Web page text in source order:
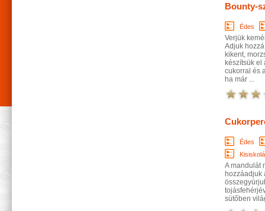
Bounty-
Édes
Verjük
Adjuk
kikent,
készítsük el
cukorral és
ha már ...
Édes
A mandulát
hozzáadjuk
sütőben